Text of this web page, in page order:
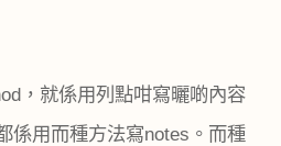
，就係用列點咁寫曬啲內容
係用而種方法寫notes 。而種